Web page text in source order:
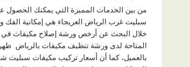
من بين الخدمات المميزة التي يمكنك الحصول
سبليت غرب الرياض العريجاء هي إمكانية الفك
خلال البحث عن أرخص ورشة إصلاح مكيفات في
المتاحة لدى ورشة تنظيف مكيفات بالرياض
بالعميل، كما أن أسعار تركيب مكيفات سبليت